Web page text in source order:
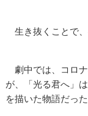
生き抜くことで、
劇中では、コロ
が、「光る君へ」
を描いた物語だっ